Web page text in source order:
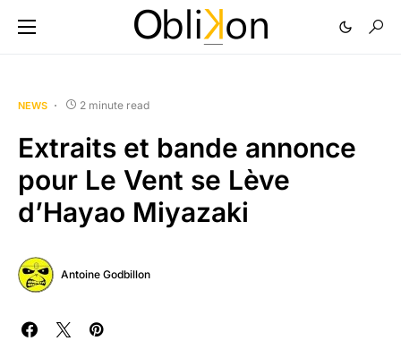
NEWS 2 minute read
Extraits et bande annonce
pour Le Vent se Lève
d’Hayao Miyazaki
Antoine Godbillon